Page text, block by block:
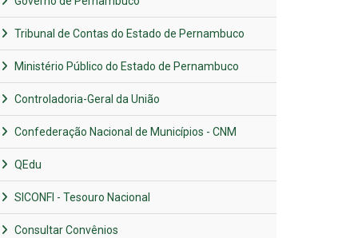
Tribunal de Contas do Estado de Pernambuco
Ministério Público do Estado de Pernambuco
Controladoria-Geral da União
Confederação Nacional de Municípios - CNM
QEdu
SICONFI - Tesouro Nacional
Consultar Convênios